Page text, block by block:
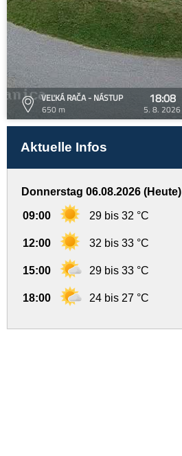
VEĽKÁ RAČA - NÁSTUP
650 m
18:08
5. 8. 2026
Aktuelle Infos
Donnerstag 06.08.2026 (Heute)
09:00 29 bis 32 °C
12:00 32 bis 33 °C
15:00 29 bis 33 °C
18:00 24 bis 27 °C